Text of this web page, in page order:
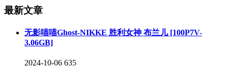
最新文章
无影喵喵Ghost-NIKKE 胜利女神 布兰儿 [100P7V-
3.06GB]
2024-10-06 635